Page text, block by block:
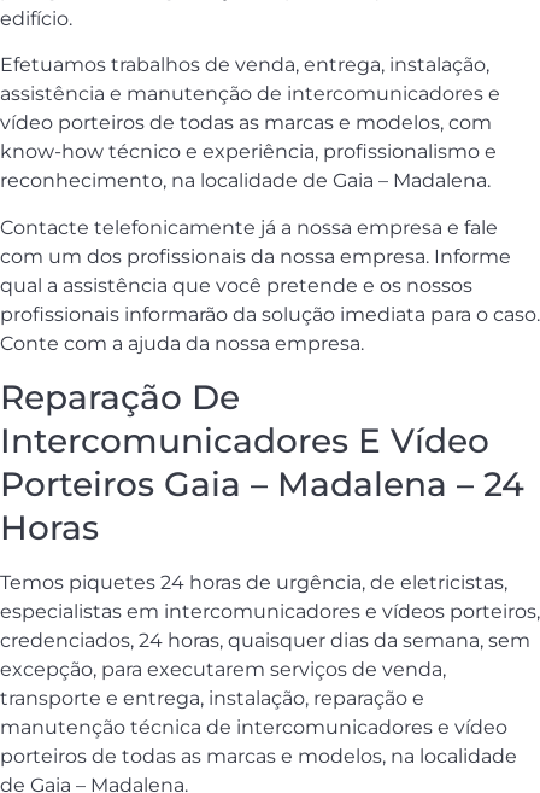
edifício.
Efetuamos trabalhos de venda, entrega, instalação,
assistência e manutenção de intercomunicadores e
vídeo porteiros de todas as marcas e modelos, com
know-how técnico e experiência, profissionalismo e
reconhecimento, na localidade de Gaia – Madalena.
Contacte telefonicamente já a nossa empresa e fale
com um dos profissionais da nossa empresa. Informe
qual a assistência que você pretende e os nossos
profissionais informarão da solução imediata para o caso.
Conte com a ajuda da nossa empresa.
Reparação De
Intercomunicadores E Vídeo
Porteiros Gaia – Madalena – 24
Horas
Temos piquetes 24 horas de urgência, de eletricistas,
especialistas em intercomunicadores e vídeos porteiros,
credenciados, 24 horas, quaisquer dias da semana, sem
excepção, para executarem serviços de venda,
transporte e entrega, instalação, reparação e
manutenção técnica de intercomunicadores e vídeo
porteiros de todas as marcas e modelos, na localidade
de Gaia – Madalena.